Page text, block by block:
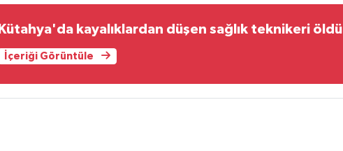
Kütahya'da kayalıklardan düşen sağlık teknikeri öldü
İçeriği Görüntüle